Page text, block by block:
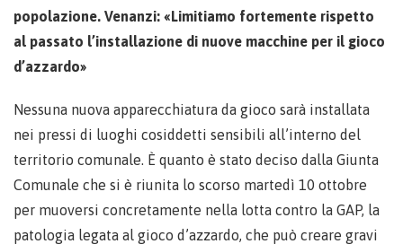
popolazione. Venanzi: «Limitiamo fortemente rispetto
al passato l’installazione di nuove macchine per il gioco
d’azzardo»
Nessuna nuova apparecchiatura da gioco sarà installata
nei pressi di luoghi cosiddetti sensibili all’interno del
territorio comunale. È quanto è stato deciso dalla Giunta
Comunale che si è riunita lo scorso martedì 10 ottobre
per muoversi concretamente nella lotta contro la GAP, la
patologia legata al gioco d’azzardo, che può creare gravi